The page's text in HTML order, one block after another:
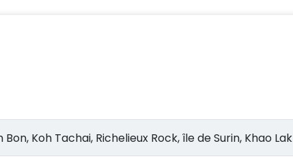
Koh Bon, Koh Tachai, Richelieux Rock, île de Surin, Khao Lak